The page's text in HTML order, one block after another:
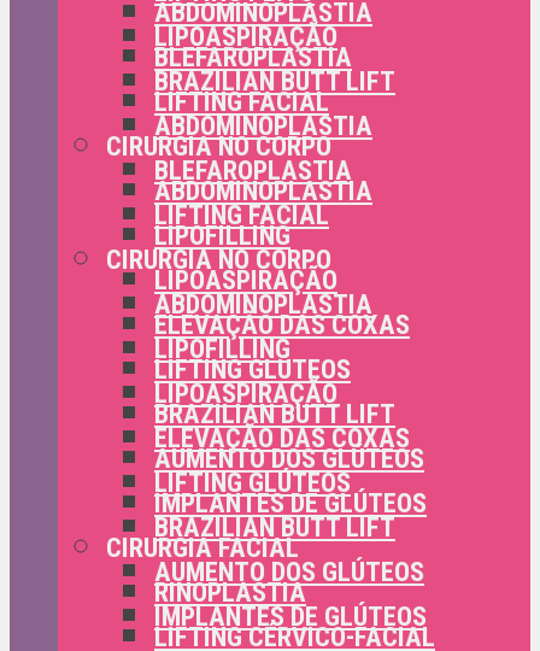
ABDOMINOPLASTIA
BLEFAROPLASTIA
LIFTING FACIAL
CIRURGIA NO CORPO
ABDOMINOPLASTIA
LIPOFILLING
LIPOASPIRAÇÃO
ELEVAÇÃO DAS COXAS
LIFTING GLÚTEOS
BRAZILIAN BUTT LIFT
AUMENTO DOS GLÚTEOS
IMPLANTES DE GLÚTEOS
CIRURGIA FACIAL
RINOPLASTIA
LIFTING CÉRVICO-FACIAL
LIPOASPIRAÇÃO
BRAZILIAN BUTT LIFT
ABDOMINOPLASTIA
BLEFAROPLASTIA
LIFTING FACIAL
CIRURGIA NO CORPO
ABDOMINOPLASTIA
LIPOFILLING
LIPOASPIRAÇÃO
ELEVAÇÃO DAS COXAS
LIFTING GLÚTEOS
BRAZILIAN BUTT LIFT
AUMENTO DOS GLÚTEOS
IMPLANTES DE GLÚTEOS